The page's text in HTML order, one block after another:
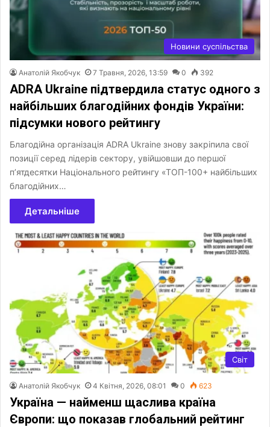
Новини суспільства
Анатолій Якобчук 7 Травня, 2026, 13:59 0 392
ADRA Ukraine підтвердила статус одного з
найбільших благодійних фондів України:
підсумки нового рейтингу
Благодійна організація ADRA Ukraine знову закріпила свої
позиції серед лідерів сектору, увійшовши до першої
п’ятдесятки Національного рейтингу «ТОП-100+ найбільших
благодійних…
Детальніше
Світ
Анатолій Якобчук 4 Квітня, 2026, 08:01 0 623
Україна — найменш щаслива країна
Європи: що показав глобальний рейтинг